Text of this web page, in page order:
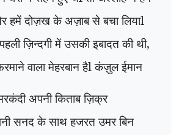
हमें दोज़ख के अज़ाब से बचा लियाl
ज़िन्दगी में उसकी इबादत की थी,
वाला मेहरबान हैl कंज़ुल ईमान
अपनी किताब ज़िक्र
सनद के साथ हजरत उमर बिन